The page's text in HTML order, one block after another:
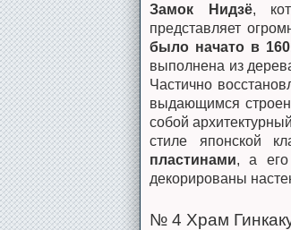
Замок Нидзё,
представляет
было начато в
выполнена из
Частично
выдающимся
собой
стиле японской
пластинами, а его
декорированы
№ 4 Храм